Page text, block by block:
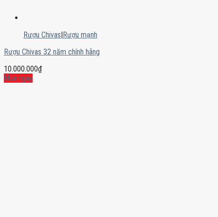
Rượu Chivas|Rượu mạnh
Rượu Chivas 32 năm chính hãng
10.000.000₫
Mua ngay